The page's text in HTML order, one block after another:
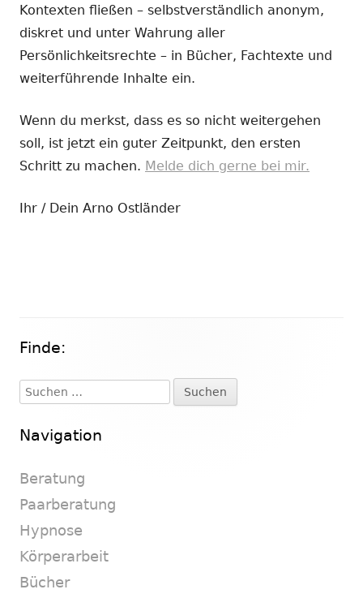
Fenster
öffnen
Kontexten fließen – selbstverständlich anonym,
diskret und unter Wahrung aller
Persönlichkeitsrechte – in Bücher, Fachtexte und
weiterführende Inhalte ein.
Wenn du merkst, dass es so nicht weitergehen
soll, ist jetzt ein guter Zeitpunkt, den ersten
Schritt zu machen. Melde dich gerne bei mir.
Ihr / Dein Arno Ostländer
Haupt-
Seitenleiste
Finde:
Suchen
nach:
Navigation
Beratung
Paarberatung
Hypnose
Körperarbeit
Bücher